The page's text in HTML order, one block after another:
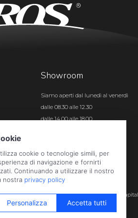
Showroom
Siamo aperti dal lunedì al venerdì
dalle 08.30 alle 12.30
dalle 14.00 alle 18.00
registro imprese di Bergamo n. 01496180165 ·